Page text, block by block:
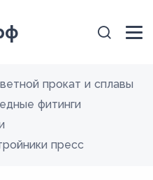
прокат и сплавы
фитинги
пресс